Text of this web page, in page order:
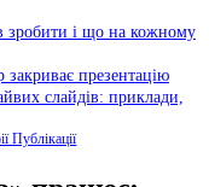
зробити і що на кожному
закриває презентацію
слайдів: приклади,
Публікації